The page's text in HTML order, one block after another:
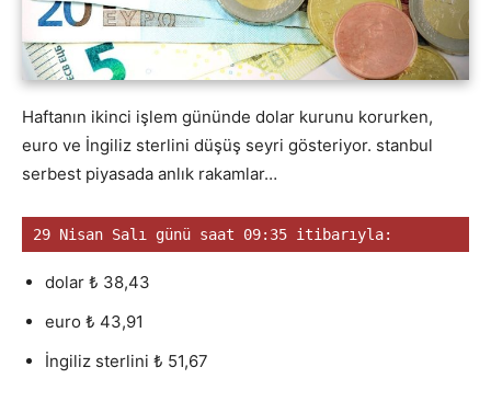
Haftanın ikinci işlem gününde dolar kurunu korurken,
euro ve İngiliz sterlini düşüş seyri gösteriyor. stanbul
serbest piyasada anlık rakamlar…
29 Nisan Salı günü saat 09:35 itibarıyla:
dolar ₺ 38,43
euro ₺ 43,91
İngiliz sterlini ₺ 51,67